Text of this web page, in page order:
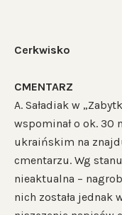
Cerkwisko
CMENTARZ
A. Saładiak w
wspominał o ok. 30
ukraińskim na
cmentarzu. Wg
nieaktualna –
nich została jednak